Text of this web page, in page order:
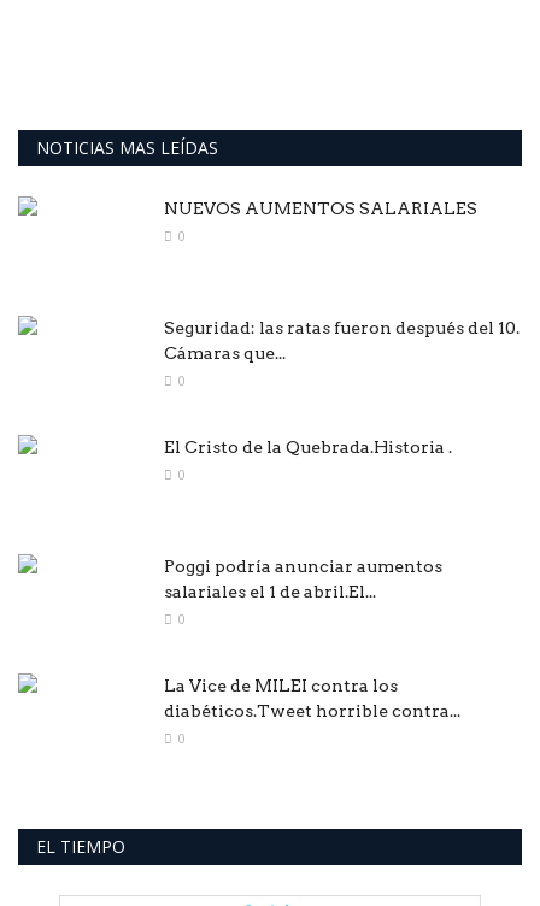
NOTICIAS MAS LEÍDAS
NUEVOS AUMENTOS SALARIALES
0
Seguridad: las ratas fueron después del 10.
Cámaras que...
0
El Cristo de la Quebrada.Historia .
0
Poggi podría anunciar aumentos
salariales el 1 de abril.El...
0
La Vice de MILEI contra los
diabéticos.Tweet horrible contra...
0
EL TIEMPO